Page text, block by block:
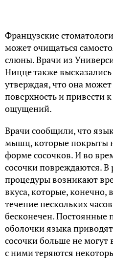
Французские
может очищаться
слюны. Врачи из
Ницце также
утверждая, что она
поверхность и привести
ощущений.
Врачи сообщили, что
мышц, которые покрыты
форме сосочков. И во
сосочки повреждаются. В
процедуры возникают
вкуса, которые, конечно,
течение нескольких
бесконечен. Постоянные
оболочки языка
сосочки больше не могут
с ними теряются